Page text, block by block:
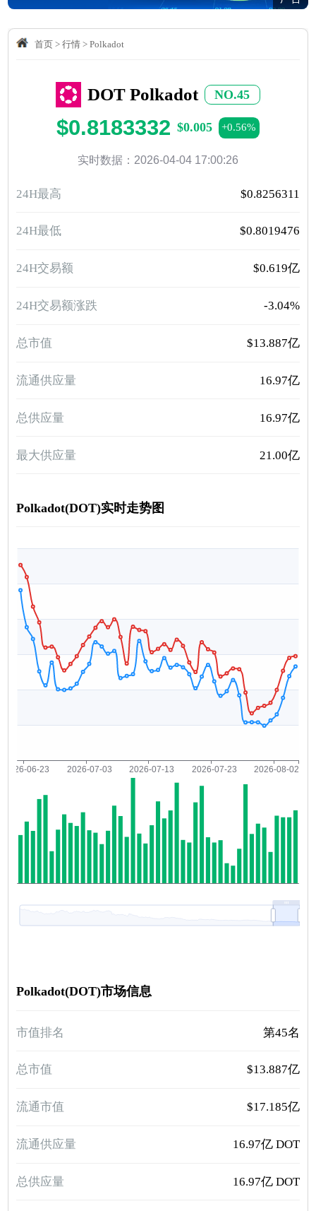
首页> 行情> Polkadot
DOT Polkadot NO.45
$0.8183332 $0.005 +0.56%
实时数据：2026-04-04 17:00:26
24H最高 $0.8256311
24H最低 $0.8019476
24H交易额 $0.619亿
24H交易额涨跌 -3.04%
总市值 $13.887亿
流通供应量 16.97亿
总供应量 16.97亿
最大供应量 21.00亿
Polkadot(DOT)实时走势图
Polkadot(DOT)市场信息
市值排名 第45名
总市值 $13.887亿
流通市值 $17.185亿
流通供应量 16.97亿 DOT
总供应量 16.97亿 DOT